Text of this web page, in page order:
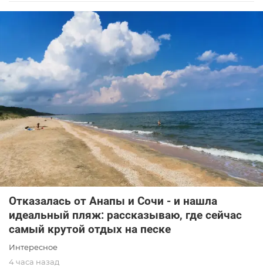
Отказалась от Анапы и Сочи - и нашла
идеальный пляж: рассказываю, где сейчас
самый крутой отдых на песке
Интересное
4 часа назад